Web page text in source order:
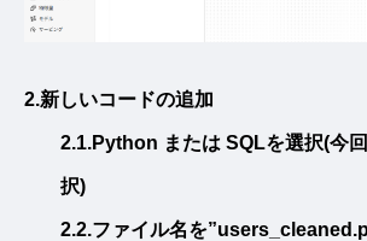
2.新しいコードの追加
2.1.Python または SQLを選択(今
択)
2.2.ファイル名を